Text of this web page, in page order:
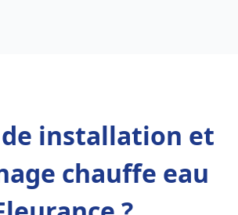
installation et
chauffe eau